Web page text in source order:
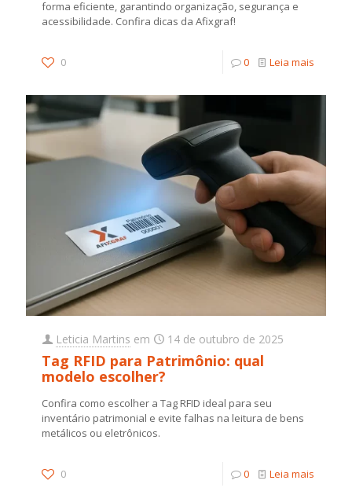
forma eficiente, garantindo organização, segurança e
acessibilidade. Confira dicas da Afixgraf!
0 0 Leia mais
Leticia Martins em 14 de outubro de 2025
Tag RFID para Patrimônio: qual
modelo escolher?
Confira como escolher a Tag RFID ideal para seu
inventário patrimonial e evite falhas na leitura de bens
metálicos ou eletrônicos.
0 0 Leia mais